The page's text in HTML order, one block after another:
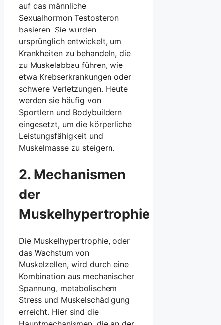
auf das männliche
Sexualhormon Testosteron
basieren. Sie wurden
ursprünglich entwickelt, um
Krankheiten zu behandeln, die
zu Muskelabbau führen, wie
etwa Krebserkrankungen oder
schwere Verletzungen. Heute
werden sie häufig von
Sportlern und Bodybuildern
eingesetzt, um die körperliche
Leistungsfähigkeit und
Muskelmasse zu steigern.
2. Mechanismen
der
Muskelhypertrophie
Die Muskelhypertrophie, oder
das Wachstum von
Muskelzellen, wird durch eine
Kombination aus mechanischer
Spannung, metabolischem
Stress und Muskelschädigung
erreicht. Hier sind die